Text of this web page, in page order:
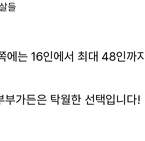
들
는 16인에서 최대 48인까
가든은 탁월한 선택입니다!